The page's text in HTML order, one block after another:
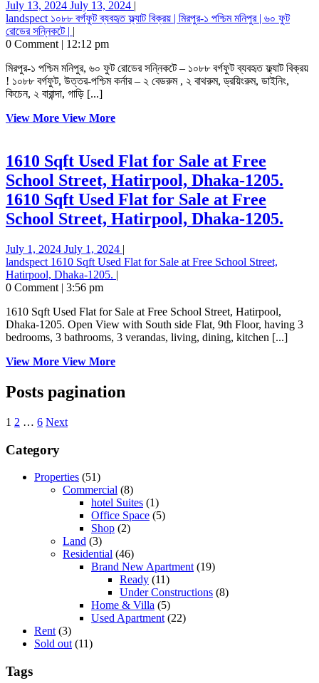
July 13, 2024 July 13, 2024 |
landspect ১০৮৮ বর্গফুট ব্যবহৃত ফ্ল্যাট বিক্রয় | মিরপুর-১ পশ্চিম মনিপুর | ৬০ ফুট
রোডের সন্নিকটে | |
0 Comment | 12:12 pm
মিরপুর-১ পশ্চিম মনিপুর, ৬০ ফুট রোডের সন্নিকটে – ১০৮৮ বর্গফুট ব্যবহৃত ফ্ল্যাট বিক্রয়
! ১০৮৮ বর্গফুট, উত্তর-পশ্চিম কর্নার – ২ বেডরুম , ২ বাথরুম, ড্রয়িংরুম, ডাইনিং,
কিচেন, ২ বারান্দা, গাড়ি [...]
View More View More
1610 Sqft Used Flat for Sale at Free
School Street, Hatirpool, Dhaka-1205.
1610 Sqft Used Flat for Sale at Free
School Street, Hatirpool, Dhaka-1205.
July 1, 2024 July 1, 2024 |
landspect 1610 Sqft Used Flat for Sale at Free School Street,
Hatirpool, Dhaka-1205. |
0 Comment | 3:56 pm
1610 Sqft Used Flat for Sale at Free School Street, Hatirpool,
Dhaka-1205. Open View with South side Flat, 9th Floor, having 3
bedrooms, 3 bathrooms, 3 verandas, living, dining, kitchen [...]
View More View More
Posts pagination
1 2 … 6 Next
Category
Properties (51)
Commercial (8)
hotel Suites (1)
Office Space (5)
Shop (2)
Land (3)
Residential (46)
Brand New Apartment (19)
Ready (11)
Under Constructions (8)
Home & Villa (5)
Used Apartment (22)
Rent (3)
Sold out (11)
Tags